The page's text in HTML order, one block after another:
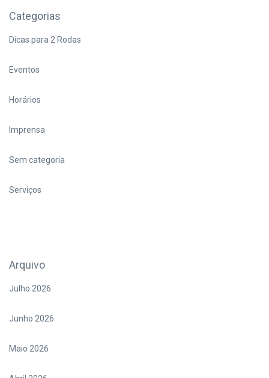
Categorias
Dicas para 2 Rodas
Eventos
Horários
Imprensa
Sem categoria
Serviços
Arquivo
Julho 2026
Junho 2026
Maio 2026